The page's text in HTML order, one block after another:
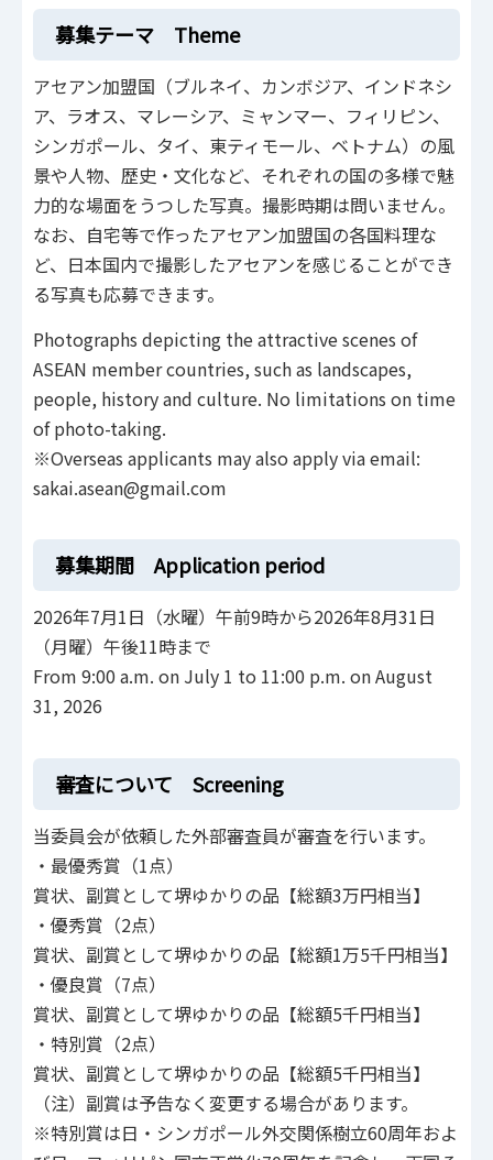
募集テーマ Theme
アセアン加盟国（ブルネイ、カンボジア、インドネシ
ア、ラオス、マレーシア、ミャンマー、フィリピン、
シンガポール、タイ、東ティモール、ベトナム）の風
景や人物、歴史・文化など、それぞれの国の多様で魅
力的な場面をうつした写真。撮影時期は問いません。
なお、自宅等で作ったアセアン加盟国の各国料理な
ど、日本国内で撮影したアセアンを感じることができ
る写真も応募できます。
Photographs depicting the attractive scenes of
ASEAN member countries, such as landscapes,
people, history and culture. No limitations on time
of photo-taking.
※Overseas applicants may also apply via email:
sakai.asean@gmail.com
募集期間 Application period
2026年7月1日（水曜）午前9時から2026年8月31日
（月曜）午後11時まで
From 9:00 a.m. on July 1 to 11:00 p.m. on August
31, 2026
審査について Screening
当委員会が依頼した外部審査員が審査を行います。
・最優秀賞（1点）
賞状、副賞として堺ゆかりの品【総額3万円相当】
・優秀賞（2点）
賞状、副賞として堺ゆかりの品【総額1万5千円相当】
・優良賞（7点）
賞状、副賞として堺ゆかりの品【総額5千円相当】
・特別賞（2点）
賞状、副賞として堺ゆかりの品【総額5千円相当】
（注）副賞は予告なく変更する場合があります。
※特別賞は日・シンガポール外交関係樹立60周年およ